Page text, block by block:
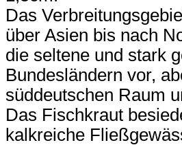
Das
über Asien bis nach
die seltene und stark
Bundesländern vor,
süddeutschen Raum
Das Fischkraut
kalkreiche